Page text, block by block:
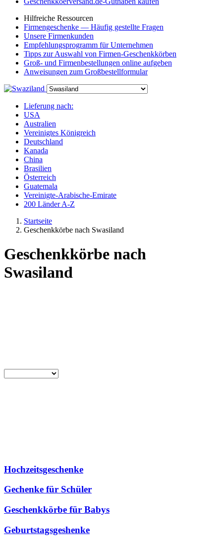
Hilfreiche Ressourcen
Firmengeschenke — Häufig gestellte Fragen
Unsere Firmenkunden
Empfehlungsprogramm für Unternehmen
Tipps zur Auswahl von Firmen-Geschenkkörben
Groß- und Firmenbestellungen online aufgeben
Anweisungen zum Großbestellformular
Lieferung nach:
USA
Australien
Vereinigtes Königreich
Deutschland
Kanada
China
Brasilien
Österreich
Guatemala
Vereinigte-Arabische-Emirate
200 Länder A-Z
Startseite
Geschenkkörbe nach Swasiland
Geschenkkörbe nach
Swasiland
Hochzeitsgeschenke
Gechenke für Schüler
Geschenkkörbe für Babys
Geburtstagsgeshenke